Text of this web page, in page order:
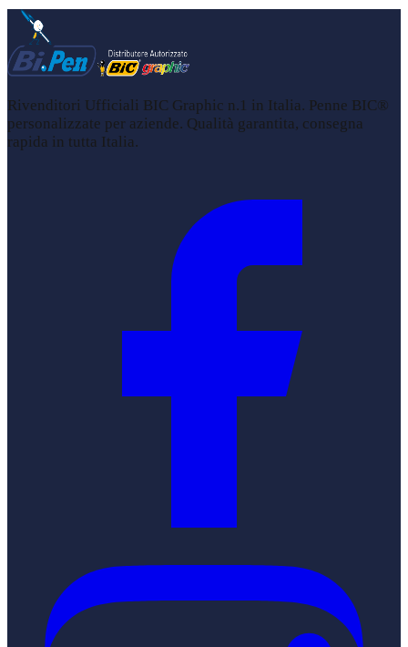
Rivenditori Ufficiali BIC Graphic n.1 in Italia. Penne BIC®
personalizzate per aziende. Qualità garantita, consegna
rapida in tutta Italia.